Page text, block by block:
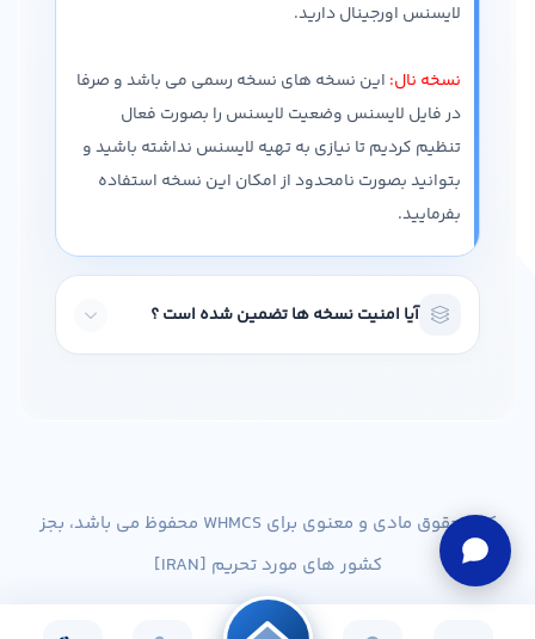
لایسنس اورجینال دارید.
نسخه نال: این نسخه های نسخه رسمی می باشد و صرفا
در فایل لایسنس وضعیت لایسنس را بصورت فعال
تنظیم کردیم تا نیازی به تهیه لایسنس نداشته باشید و
بتوانید بصورت نامحدود از امکان این نسخه استفاده
بفرمایید.
آیا امنیت نسخه ها تضمین شده است ؟
کلیه حقوق مادی و معنوی برای WHMCS محفوظ می باشد، بجز
کشور های مورد تحریم [IRAN]